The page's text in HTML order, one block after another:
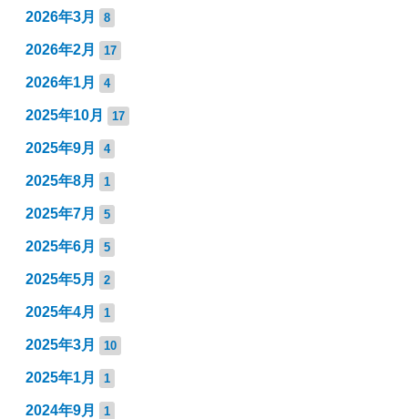
2026年3月 8
2026年2月 17
2026年1月 4
2025年10月 17
2025年9月 4
2025年8月 1
2025年7月 5
2025年6月 5
2025年5月 2
2025年4月 1
2025年3月 10
2025年1月 1
2024年9月 1